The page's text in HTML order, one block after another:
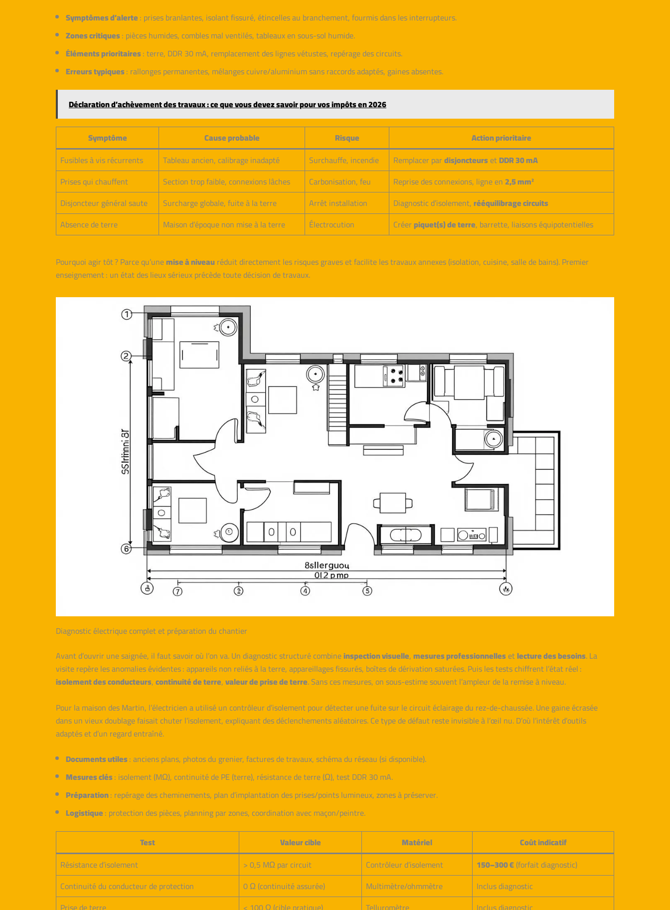
Symptômes d’alerte: prises branlantes, isolant fissuré, étincelles au branchement, fourmis dans les interrupteurs.
Zones critiques: pièces humides, combles mal ventilés, tableaux en sous-sol humide.
Éléments prioritaires: terre, DDR 30 mA, remplacement des lignes vétustes, repérage des circuits.
Erreurs typiques: rallonges permanentes, mélanges cuivre/aluminium sans raccords adaptés, gaines absentes.
Déclaration d’achèvement des travaux : ce que vous devez savoir pour vos impôts en 2026
Symptôme Cause probable Risque
Action prioritaire
Fusibles à vis récurrents
Tableau ancien, calibrage inadapté Surchauffe, incendie Remplacer pardisjoncteursetDDR 30 mA
Prises qui chauffent
Section trop faible, connexions lâches Carbonisation, feu Reprise des connexions, ligne en 2,5 mm²
Disjoncteur général saute
Surcharge globale, fuite à la terre Arrêt installation Diagnostic d’isolement,rééquilibrage circuits
Absence de terre
Maison d’époque non mise à la terre Électrocution Créerpiquet(s) de terre, barrette, liaisons équipotentielles
Pourquoi agir tôt ? Parce qu’unemise à niveauréduit directement les risques graves et facilite les travaux annexes (isolation, cuisine, salle de bains). Premier
enseignement : un état des lieux sérieux précède toute décision de travaux.
Diagnostic électrique complet et préparation du chantier
Avant d’ouvrir une saignée, il faut savoir où l’on va. Un diagnostic structuré combineinspection visuelle,mesures professionnellesetlecture des besoins. La
visite repère les anomalies évidentes : appareils non reliés à la terre, appareillages fissurés, boîtes de dérivation saturées. Puis les tests chiffrent l’état réel :
isolement des conducteurs,continuité de terre,valeur de prise de terre. Sans ces mesures, on sous-estime souvent l’ampleur de la remise à niveau.
Pour la maison des Martin, l’électricien a utilisé un contrôleur d’isolement pour détecter une fuite sur le circuit éclairage du rez-de-chaussée. Une gaine écrasée
dans un vieux doublage faisait chuter l’isolement, expliquant des déclenchements aléatoires. Ce type de défaut reste invisible à l’œil nu. D’où l’intérêt d’outils
adaptés et d’un regard entraîné.
Documents utiles: anciens plans, photos du grenier, factures de travaux, schéma du réseau (si disponible).
Mesures clés: isolement (MΩ), continuité de PE (terre), résistance de terre (Ω), test DDR 30 mA.
Préparation: repérage des cheminements, plan d’implantation des prises/points lumineux, zones à préserver.
Logistique: protection des pièces, planning par zones, coordination avec maçon/peintre.
Test
Valeur cible Matériel
Coût indicatif
Résistance d’isolement
> 0,5 MΩ par circuit Contrôleur d’isolement 150–300 €(forfait diagnostic)
Continuité du conducteur de protection
0 Ω (continuité assurée) Multimètre/ohmmètre
Inclus diagnostic